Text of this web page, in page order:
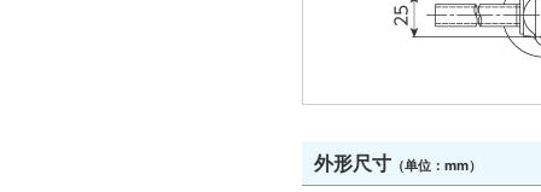
外形尺寸 （单位：mm）